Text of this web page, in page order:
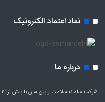
نماد اعتماد الکترونیک
درباره ما